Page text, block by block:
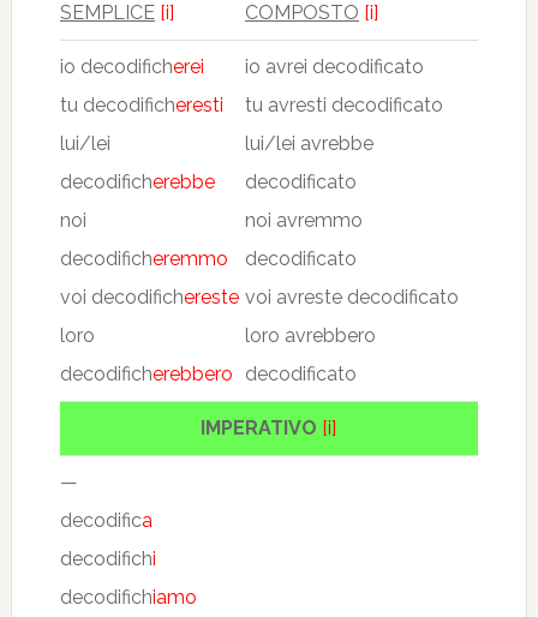
SEMPLICE [i] COMPOSTO [i]
io decodificherei
tu decodificheresti
lui/lei
decodificherebbe
noi
decodificheremmo
voi decodifichereste
loro
decodificherebbero
io avrei decodificato
tu avresti decodificato
lui/lei avrebbe
decodificato
noi avremmo
decodificato
voi avreste decodificato
loro avrebbero
decodificato
IMPERATIVO [i]
—
decodifica
decodifichi
decodifichiamo